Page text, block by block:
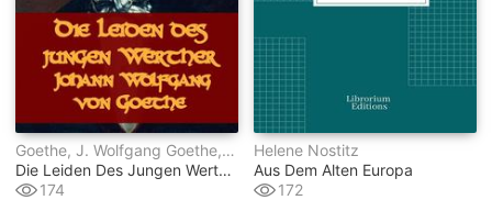
Goethe, J. Wolfgang Goethe, Jhoann Wolfgang Goethe, Johann Von Goethe, Johann W Von Goethe, Johann Wolfgang Von Goethe
Die Leiden Des Jungen Werther
174
Helene Nostitz
Aus Dem Alten Europa
172